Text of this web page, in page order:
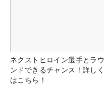
ネクストヒロイン選手とラウ
ンドできるチャンス！詳しく
はこちら！